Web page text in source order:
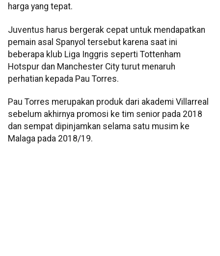
harga yang tepat.
Juventus harus bergerak cepat untuk mendapatkan
pemain asal Spanyol tersebut karena saat ini
beberapa klub Liga Inggris seperti Tottenham
Hotspur dan Manchester City turut menaruh
perhatian kepada Pau Torres.
Pau Torres merupakan produk dari akademi Villarreal
sebelum akhirnya promosi ke tim senior pada 2018
dan sempat dipinjamkan selama satu musim ke
Malaga pada 2018/19.